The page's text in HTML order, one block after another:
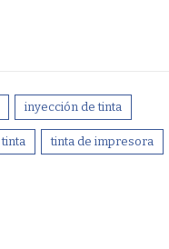
inyección de tinta
tinta tinta de impresora